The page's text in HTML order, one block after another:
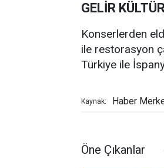
GELİR
Konserlerden
ile restorasyon
Türkiye ile
Kaynak: Haber
Öne Çıkanlar